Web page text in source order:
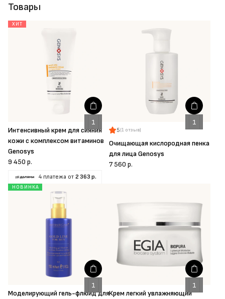
Товары
ХИТ
Интенсивный крем для сияния
кожи с комплексом витаминов
Genosys
9 450 р.
4 платежа от 2 363 р.
5(1 отзыв)
Очищающая кислородная пенка
для лица Genosys
7 560 р.
НОВИНКА
Моделирующий гель-флюид дляКрем легкий увлажняющий